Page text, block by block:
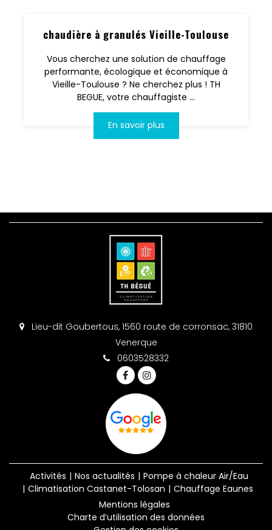
chaudière à granulés Vieille-Toulouse
Vous cherchez une solution de chauffage
performante, écologique et économique à
Vieille-Toulouse ? Ne cherchez plus ! TH
BEGUE, votre chauffagiste ...
En savoir plus
Lieu-dit Goubertous, 1560 route de corronsac, 31810
Venerque
0603528332
Activités Nos actualités
Pompe à chaleur Air/Eau
Climatisation Castanet-Tolosan
Chauffage Eaunes
Mentions légales
Charte d’utilisation des données